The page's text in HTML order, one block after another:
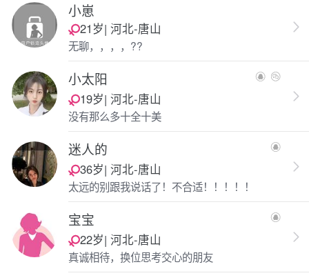
小崽
21岁| 河北-唐山
无聊，，，，??
小太阳
19岁| 河北-唐山
没有那么多十全十美
迷人的
36岁| 河北-唐山
太远的别跟我说话了！不合适！！！！！
宝宝
22岁| 河北-唐山
真诚相待，换位思考交心的朋友